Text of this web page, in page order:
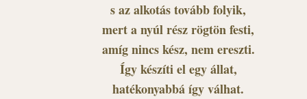
s az alkotás tovább folyik,
mert a nyúl rész rögtön festi,
amíg nincs kész, nem ereszti.
Így készíti el egy állat,
hatékonyabbá így válhat.